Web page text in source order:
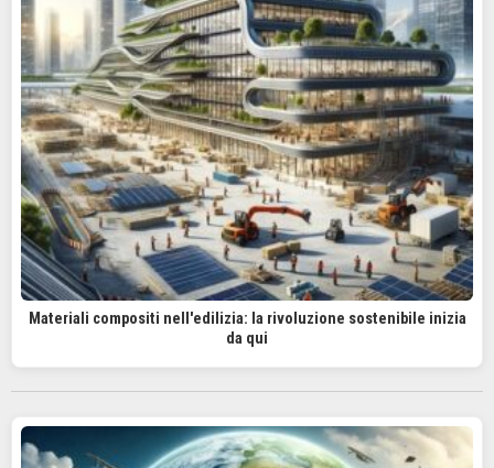
Materiali compositi nell'edilizia: la rivoluzione sostenibile inizia
da qui